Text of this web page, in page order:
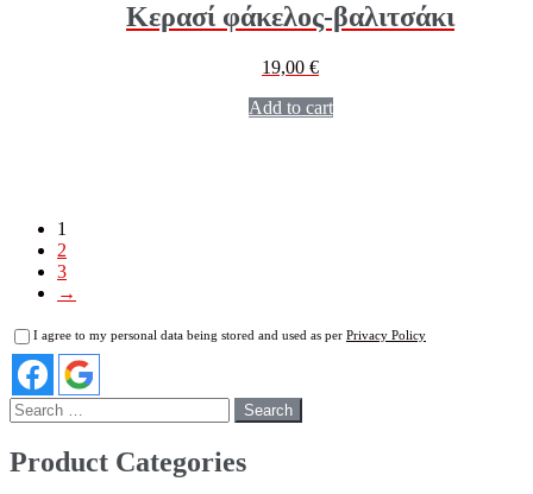
Κερασί φάκελος-βαλιτσάκι
19,00 €
Add to cart
1
2
3
→
I agree to my personal data being stored and used as per Privacy Policy
Search
for:
Product Categories